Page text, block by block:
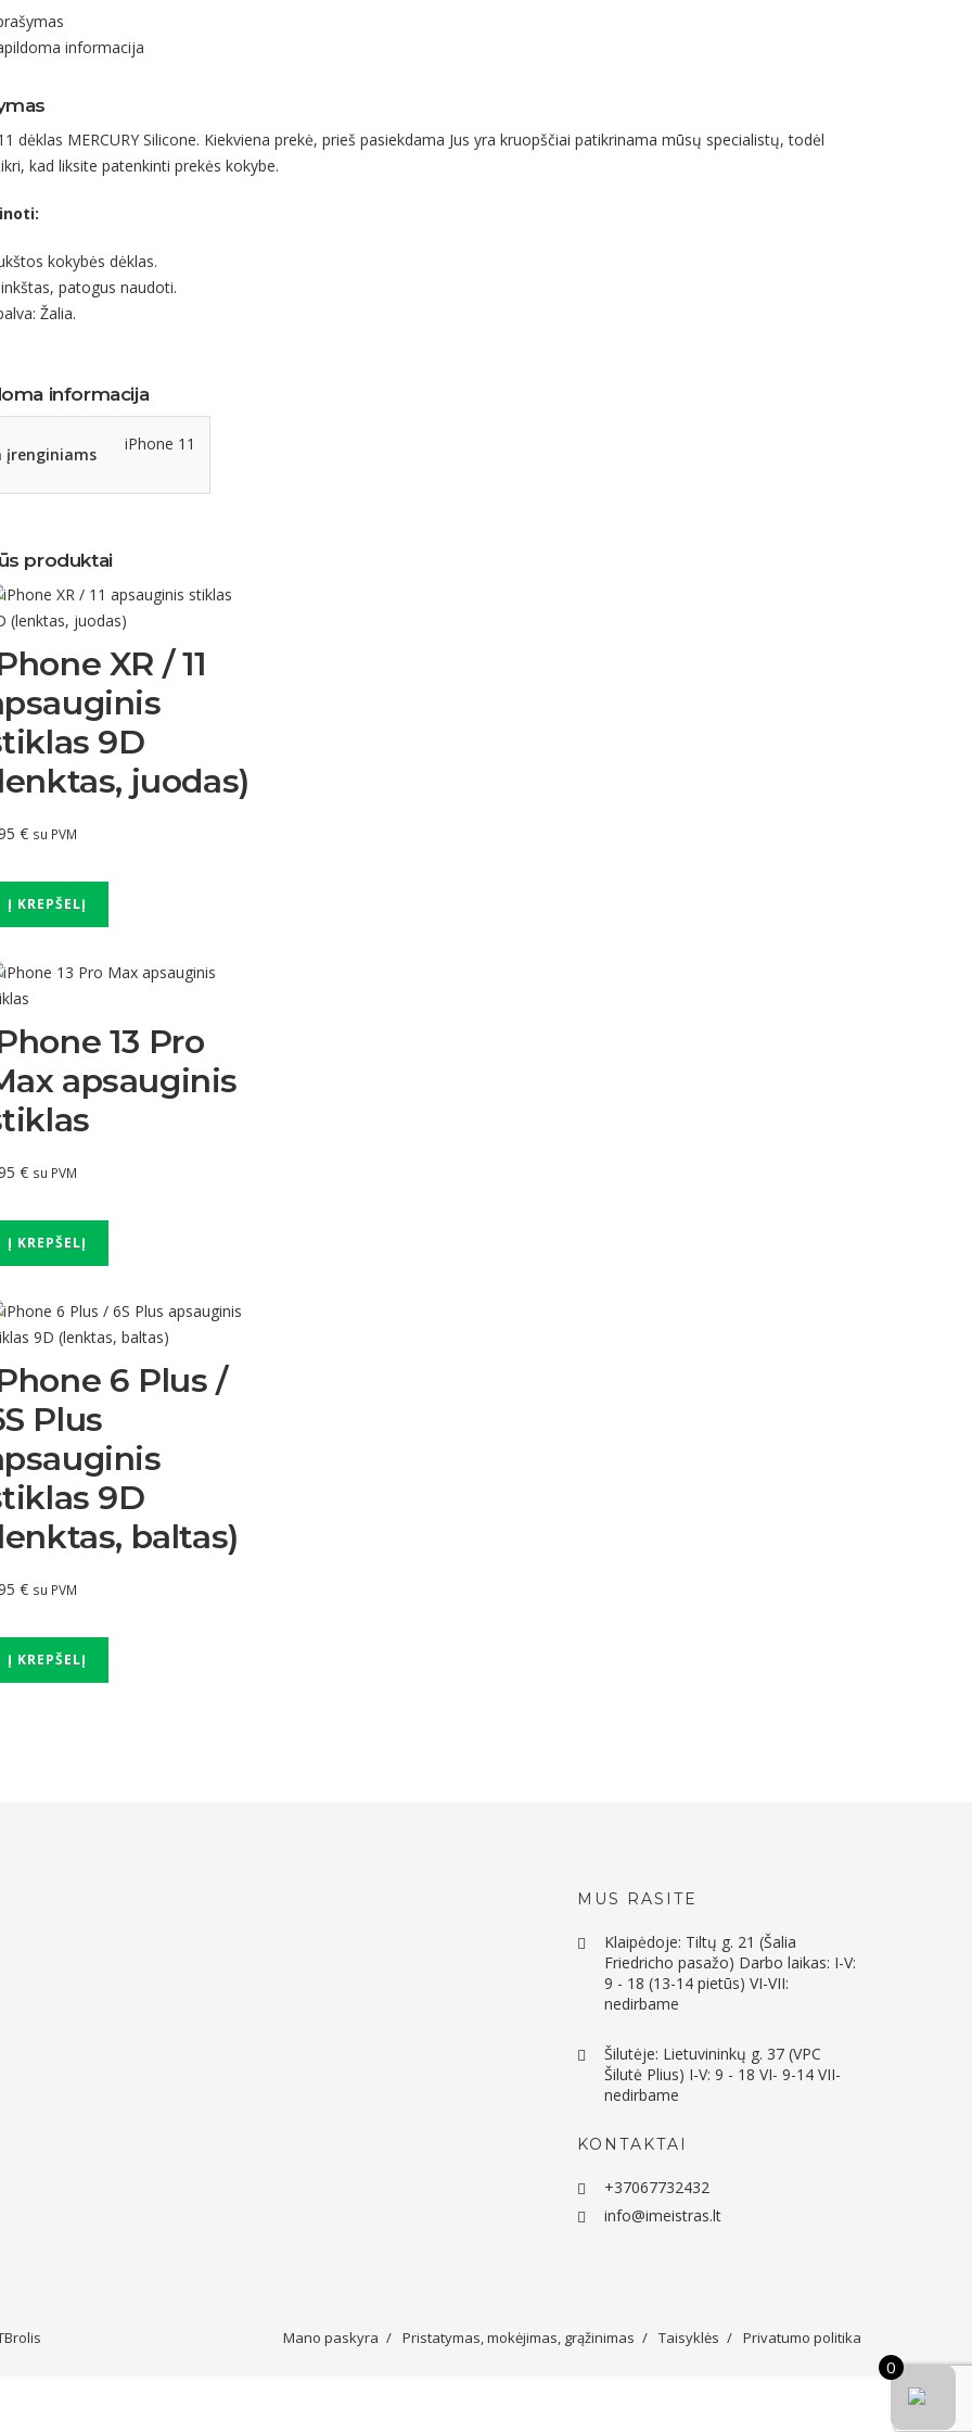
informacija
dėklas MERCURY Silicone. Kiekviena prekė, prieš pasiekdama Jus yra kruopščiai patikrinama mūsų specialistų, todėl
kad liksite patenkinti prekės kokybe.
kokybės dėklas.
patogus naudoti.
Žalia.
informacija
įrenginiams
iPhone 11
produktai
XR / 11
9D
juodas)
€ su PVM
Į KREPŠELĮ
13 Pro
apsauginis
€ su PVM
Į KREPŠELĮ
6 Plus /
Plus
9D
baltas)
€ su PVM
Į KREPŠELĮ
MUS RASITE
Klaipėdoje: Tiltų g. 21 (Šalia
Friedricho pasažo) Darbo laikas: I-V:
9 - 18 (13-14 pietūs) VI-VII:
nedirbame
Šilutėje: Lietuvininkų g. 37 (VPC
Šilutė Plius) I-V: 9 - 18 VI- 9-14 VII-
nedirbame
KONTAKTAI
+37067732432
info@imeistras.lt
Mano paskyra Pristatymas, mokėjimas, grąžinimas Taisyklės Privatumo politika
0